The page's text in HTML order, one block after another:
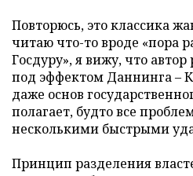
Повторюсь, это классика
читаю что-то вроде «пора
Госдуру», я вижу, что
под эффектом Даннинга –
даже основ
полагает, будто все
несколькими быстрыми
Принцип разделения